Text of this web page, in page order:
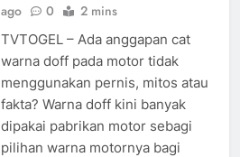
ago
0 2 mins
TVTOGEL – Ada anggapan cat
warna doff pada motor tidak
menggunakan pernis, mitos atau
fakta? Warna doff kini banyak
dipakai pabrikan motor sebagi
pilihan warna motornya bagi